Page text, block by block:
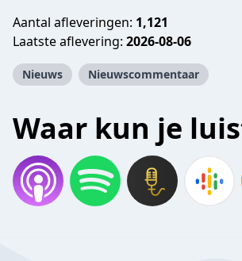
Aantal afleveringen: 1,121
Laatste aflevering: 2026-08-06
Nieuws Nieuwscommentaar
Waar kun je